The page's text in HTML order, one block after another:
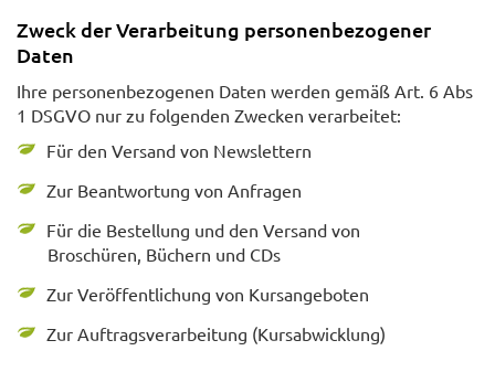
Zweck der Verarbeitung personenbezogener
Daten
Ihre personenbezogenen Daten werden gemäß Art. 6 Abs
1 DSGVO nur zu folgenden Zwecken verarbeitet:
Für den Versand von Newslettern
Zur Beantwortung von Anfragen
Für die Bestellung und den Versand von
Broschüren, Büchern und CDs
Zur Veröffentlichung von Kursangeboten
Zur Auftragsverarbeitung (Kursabwicklung)